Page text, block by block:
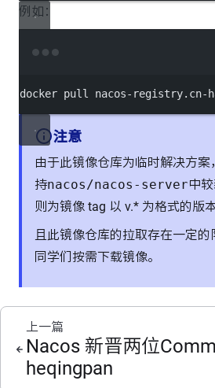
例如：
docker pull nacos-registry.cn-
注意
由于此镜像仓库为临时解决方案
持nacos/nacos-server中
则为镜像 tag 以 v.* 为格式的版本
且此镜像仓库的拉取存在一定的
同学们按需下载镜像。
上一篇
Nacos 新晋两位
heqingpan